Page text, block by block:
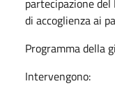
di accoglienza ai
Programma della
Intervengono: